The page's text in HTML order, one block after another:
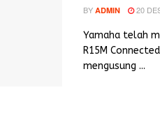
BY ADMIN 20
Yamaha telah
R15M
mengusung ...